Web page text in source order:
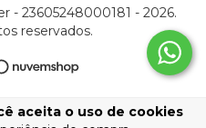
aceita o uso de cookies
- 23605248000181 - 2026.
reservados.